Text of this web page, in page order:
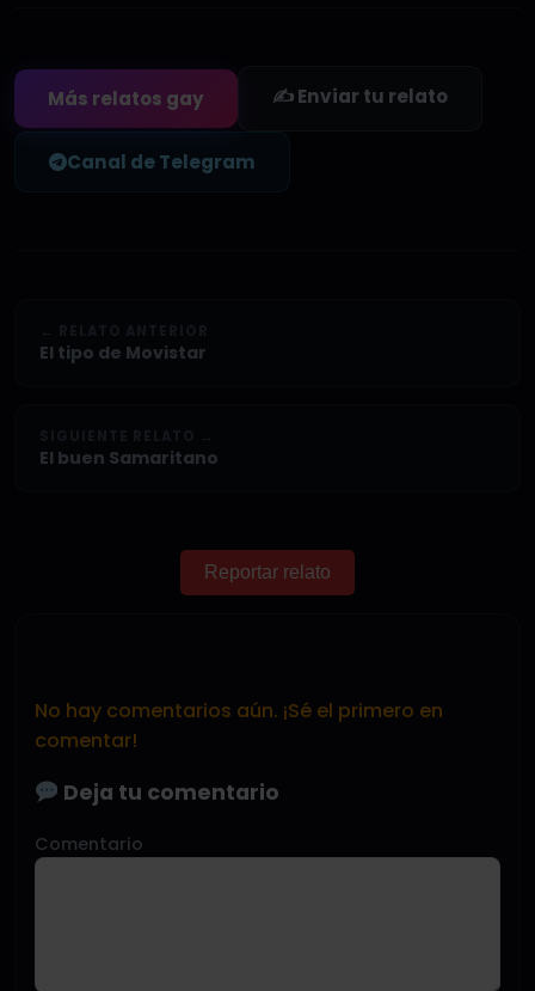
Más relatos gay ✍️ Enviar tu relato
Canal de Telegram
El tipo de Movistar
El buen Samaritano
Reportar relato
No hay comentarios aún. ¡Sé el primero en
comentar!
Deja tu comentario
Comentario